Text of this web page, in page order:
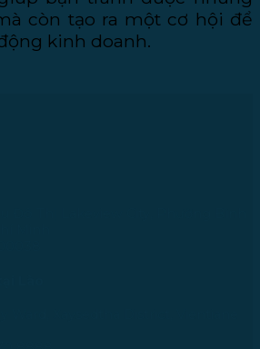
còn tạo ra một cơ hội để
kinh doanh.